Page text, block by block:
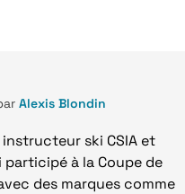
Alexis Blondin
ski CSIA et
à la Coupe de
des marques comme